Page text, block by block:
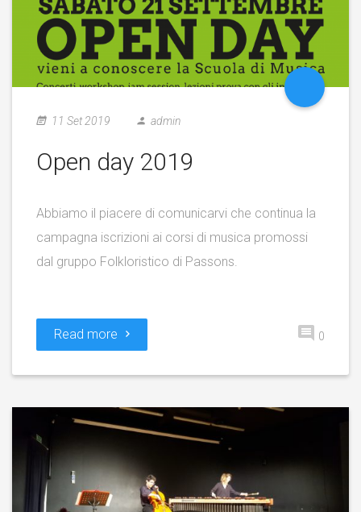
11 Set 2019 admin
Open day 2019
Abbiamo il piacere di comunicarvi che continua la
campagna iscrizioni ai corsi di musica promossi
dal gruppo Folkloristico di Passons.
Read more 0